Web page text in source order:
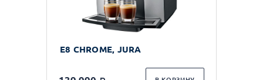
E8 CHROME, JURA